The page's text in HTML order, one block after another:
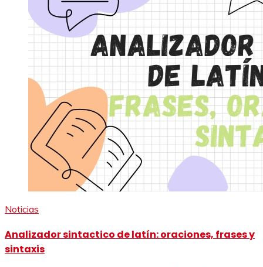
Noticias
Analizador sintactico de latín: oraciones, frases y
sintaxis